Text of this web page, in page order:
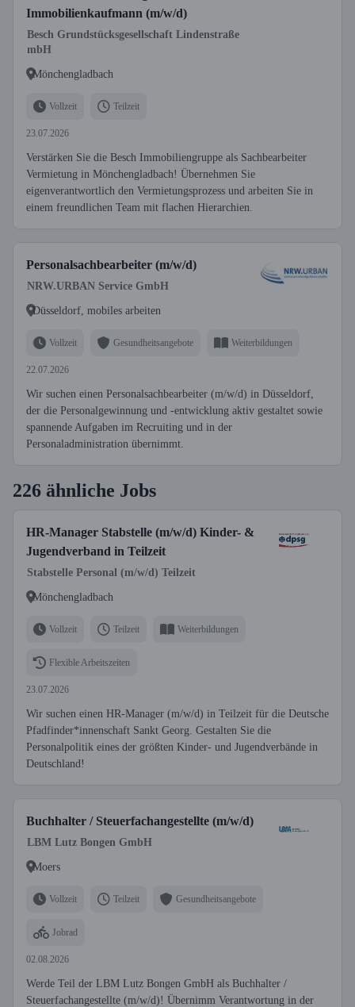
Immobilienkaufmann (m/w/d)
Besch Grundstücksgesellschaft Lindenstraße
mbH
Mönchengladbach
Vollzeit Teilzeit
23.07.2026
Verstärken Sie die Besch Immobiliengruppe als Sachbearbeiter
Vermietung in Mönchengladbach! Übernehmen Sie
eigenverantwortlich den Vermietungsprozess und arbeiten Sie in
einem freundlichen Team mit flachen Hierarchien.
Personalsachbearbeiter (m/w/d)
NRW.URBAN Service GmbH
Düsseldorf, mobiles arbeiten
Vollzeit Gesundheitsangebote Weiterbildungen
22.07.2026
Wir suchen einen Personalsachbearbeiter (m/w/d) in Düsseldorf,
der die Personalgewinnung und -entwicklung aktiv gestaltet sowie
spannende Aufgaben im Recruiting und in der
Personaladministration übernimmt.
226 ähnliche Jobs
HR-Manager Stabstelle (m/w/d) Kinder- &
Jugendverband in Teilzeit
Stabstelle Personal (m/w/d) Teilzeit
Mönchengladbach
Vollzeit Teilzeit Weiterbildungen
Flexible Arbeitszeiten
23.07.2026
Wir suchen einen HR-Manager (m/w/d) in Teilzeit für die Deutsche
Pfadfinder*innenschaft Sankt Georg. Gestalten Sie die
Personalpolitik eines der größten Kinder- und Jugendverbände in
Deutschland!
Buchhalter / Steuerfachangestellte (m/w/d)
LBM Lutz Bongen GmbH
Moers
Vollzeit Teilzeit Gesundheitsangebote
Jobrad
02.08.2026
Werde Teil der LBM Lutz Bongen GmbH als Buchhalter /
Steuerfachangestellte (m/w/d)! Übernimm Verantwortung in der